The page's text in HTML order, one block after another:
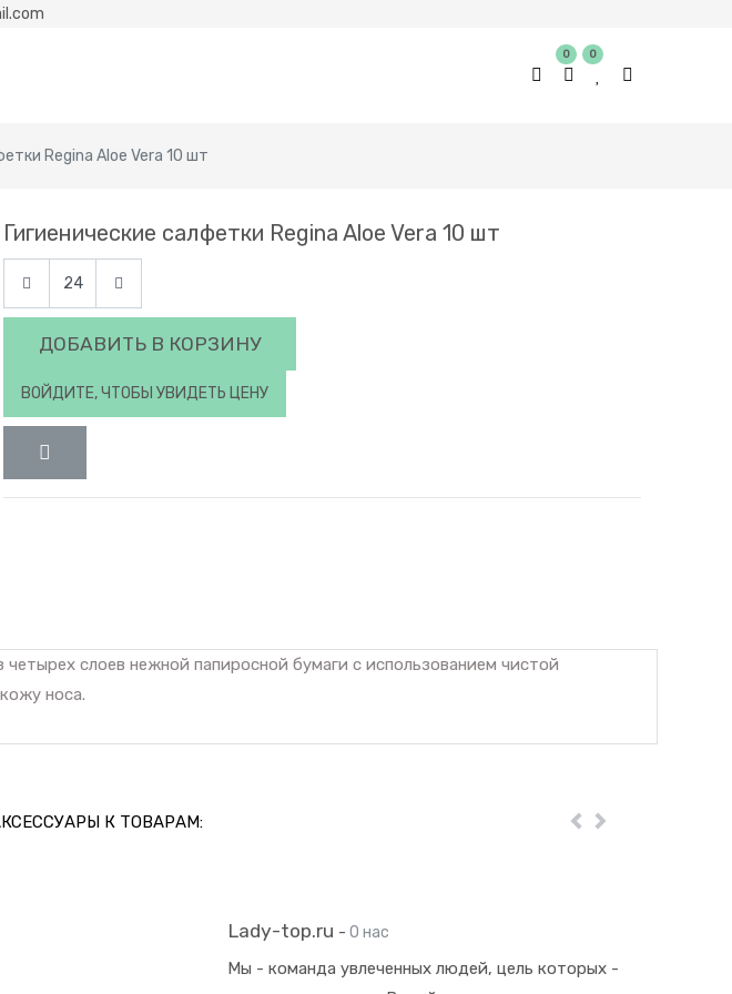
0 0
Regina Aloe Vera 10 шт
Гигиенические салфетки Regina Aloe Vera 10 шт
ДОБАВИТЬ В КОРЗИНУ
ВОЙДИТЕ, ЧТОБЫ УВИДЕТЬ ЦЕНУ
слоев нежной папиросной бумаги с использованием чистой
носа.
К ТОВАРАМ: ПредДалее
Lady-top.ru - О нас
Мы - команда увлеченных людей, цель которых -